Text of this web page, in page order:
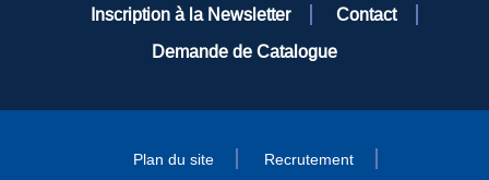
Inscription à la Newsletter
Contact
Demande de Catalogue
Plan du site Recrutement